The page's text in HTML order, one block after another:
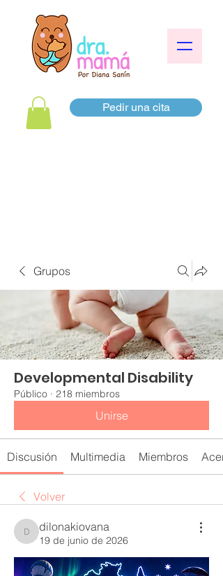
Pedir una cita
Grupos
Developmental Disability
Público · 218 miembros
Unirse
Discusión Multimedia Miembros
Volver
dilonakiovana
dilonakiovana
19 de junio de 2026